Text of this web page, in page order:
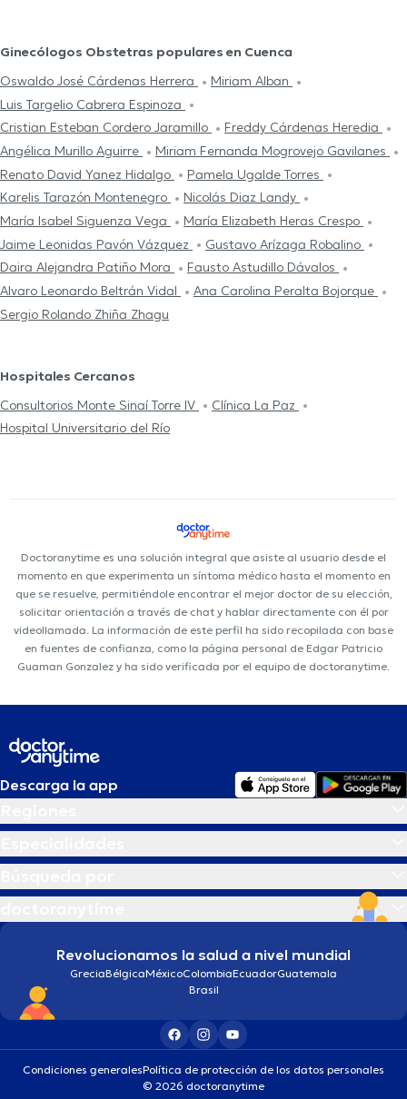
Ginecólogos Obstetras populares en Cuenca
Oswaldo José Cárdenas Herrera
Miriam Alban
Luis Targelio Cabrera Espinoza
Cristian Esteban Cordero Jaramillo
Freddy Cárdenas Heredia
Angélica Murillo Aguirre
Miriam Fernanda Mogrovejo Gavilanes
Renato David Yanez Hidalgo
Pamela Ugalde Torres
Karelis Tarazón Montenegro
Nicolás Diaz Landy
María Isabel Siguenza Vega
María Elizabeth Heras Crespo
Jaime Leonidas Pavón Vázquez
Gustavo Arízaga Robalino
Daira Alejandra Patiño Mora
Fausto Astudillo Dávalos
Alvaro Leonardo Beltrán Vidal
Ana Carolina Peralta Bojorque
Sergio Rolando Zhiña Zhagu
Hospitales Cercanos
Consultorios Monte Sinaí Torre IV
Clínica La Paz
Hospital Universitario del Río
Doctoranytime es una solución integral que asiste al usuario desde el
momento en que experimenta un síntoma médico hasta el momento en
que se resuelve, permitiéndole encontrar el mejor doctor de su elección,
solicitar orientación a través de chat y hablar directamente con él por
videollamada. La información de este perfil ha sido recopilada con base
en fuentes de confianza, como la página personal de Edgar Patricio
Guaman Gonzalez y ha sido verificada por el equipo de doctoranytime.
Descarga la app
Revolucionamos la salud a nivel mundial
GreciaBélgicaMéxicoColombiaEcuadorGuatemala
Brasil
Condiciones generalesPolítica de protección de los datos personales
© 2026 doctoranytime